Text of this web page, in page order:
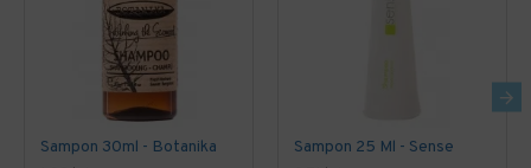
Sampon 30ml - Botanika Sampon 25 Ml - Sense